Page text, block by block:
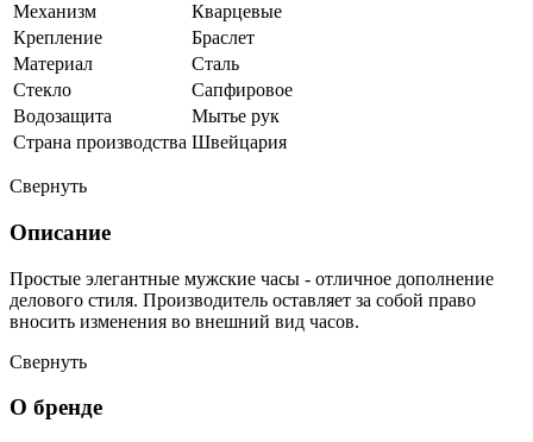
Механизм
Кварцевые
Крепление
Браслет
Материал
Сталь
Стекло
Сапфировое
Водозащита
Мытье рук
Страна производства Швейцария
Свернуть
Описание
Простые элегантные мужские часы - отличное дополнение
делового стиля. Производитель оставляет за собой право
вносить изменения во внешний вид часов.
Свернуть
О бренде